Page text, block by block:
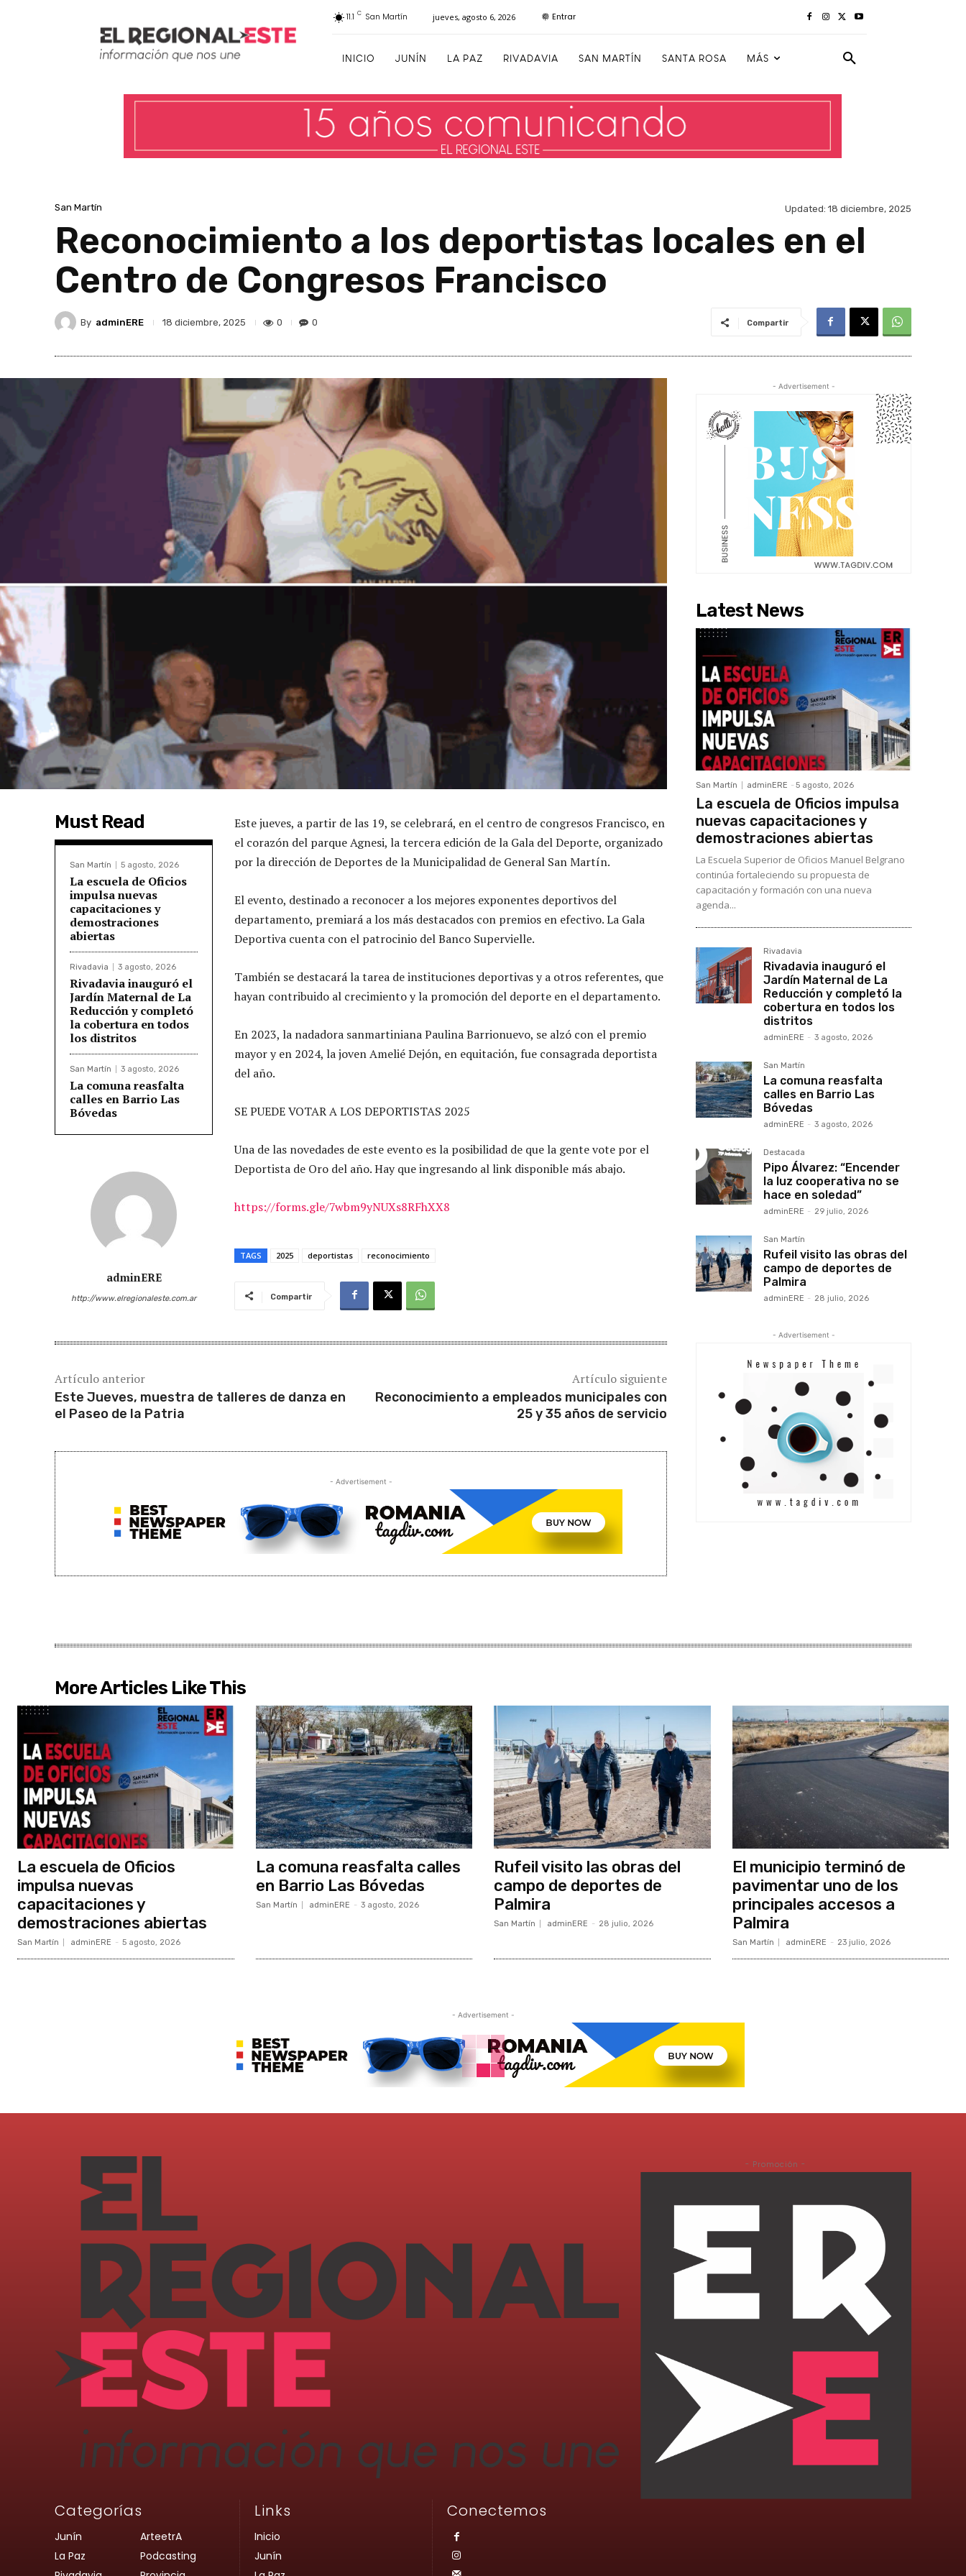
11.1 C San Martín jueves, agosto 6, 2026 Entrar
INICIO JUNÍN LA PAZ RIVADAVIA SAN MARTÍN SANTA ROSA MÁS
San Martín Updated: 18 diciembre, 2025
Reconocimiento a los deportistas locales en el
Centro de Congresos Francisco
By adminERE 18 diciembre, 2025 0 0 Compartir
Must Read
San Martín 5 agosto, 2026
La escuela de Oficios
impulsa nuevas
capacitaciones y
demostraciones
abiertas
Rivadavia 3 agosto, 2026
Rivadavia inauguró el
Jardín Maternal de La
Reducción y completó
la cobertura en todos
los distritos
San Martín 3 agosto, 2026
La comuna reasfalta
calles en Barrio Las
Bóvedas
adminERE
http://www.elregionaleste.com.ar
Este jueves, a partir de las 19, se celebrará, en el centro de congresos Francisco, en
el corazón del parque Agnesi, la tercera edición de la Gala del Deporte, organizado
por la dirección de Deportes de la Municipalidad de General San Martín.
El evento, destinado a reconocer a los mejores exponentes deportivos del
departamento, premiará a los más destacados con premios en efectivo. La Gala
Deportiva cuenta con el patrocinio del Banco Supervielle.
También se destacará la tarea de instituciones deportivas y a otros referentes, que
hayan contribuido al crecimiento y la promoción del deporte en el departamento.
En 2023, la nadadora sanmartiniana Paulina Barrionuevo, se alzó con el premio
mayor y en 2024, la joven Amelié Dejón, en equitación, fue consagrada deportista
del año.
SE PUEDE VOTAR A LOS DEPORTISTAS 2025
Una de las novedades de este evento es la posibilidad de que la gente vote por el
Deportista de Oro del año. Hay que ingresando al link disponible más abajo.
https://forms.gle/7wbm9yNUXs8RFhXX8
TAGS 2025 deportistas reconocimiento
Compartir
Artículo anterior
Este Jueves, muestra de talleres de danza en
el Paseo de la Patria
Artículo siguiente
Reconocimiento a empleados municipales con
25 y 35 años de servicio
- Advertisement -
- Advertisement -
Latest News
San Martín adminERE - 5 agosto, 2026
La escuela de Oficios impulsa
nuevas capacitaciones y
demostraciones abiertas
La Escuela Superior de Oficios Manuel Belgrano
continúa fortaleciendo su propuesta de
capacitación y formación con una nueva
agenda...
Rivadavia
Rivadavia inauguró el
Jardín Maternal de La
Reducción y completó la
cobertura en todos los
distritos
adminERE - 3 agosto, 2026
San Martín
La comuna reasfalta
calles en Barrio Las
Bóvedas
adminERE - 3 agosto, 2026
Destacada
Pipo Álvarez: “Encender
la luz cooperativa no se
hace en soledad”
adminERE - 29 julio, 2026
San Martín
Rufeil visito las obras del
campo de deportes de
Palmira
adminERE - 28 julio, 2026
- Advertisement -
More Articles Like This
La escuela de Oficios
impulsa nuevas
capacitaciones y
demostraciones abiertas
San Martín adminERE - 5 agosto, 2026
La comuna reasfalta calles
en Barrio Las Bóvedas
San Martín adminERE - 3 agosto, 2026
Rufeil visito las obras del
campo de deportes de
Palmira
San Martín adminERE - 28 julio, 2026
El municipio terminó de
pavimentar uno de los
principales accesos a
Palmira
San Martín adminERE - 23 julio, 2026
- Advertisement -
Categorías
Junín
La Paz
ArteetrA
Podcasting
Links
Inicio
Junín
Conectemos
- Promoción -